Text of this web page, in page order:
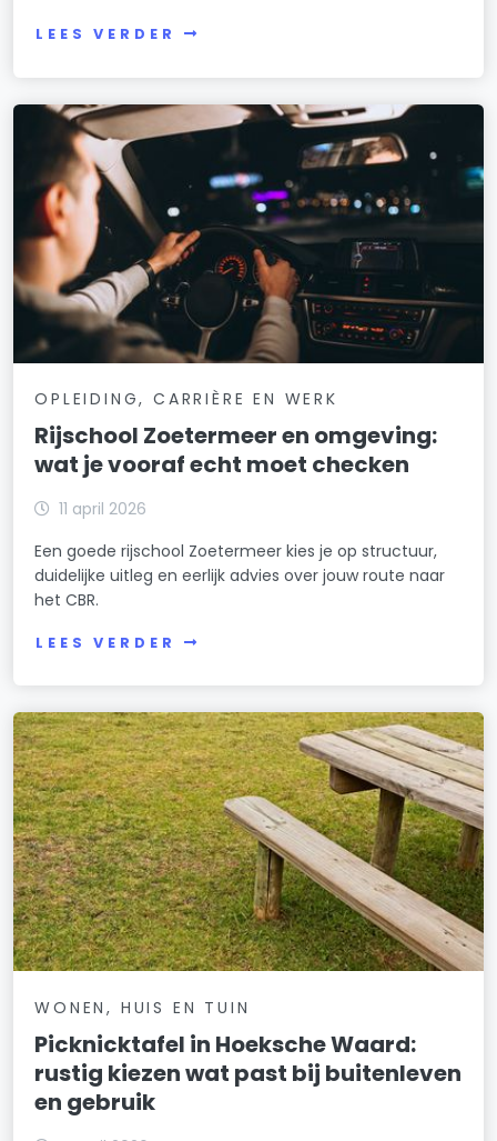
LEES VERDER
OPLEIDING, CARRIÈRE EN WERK
Rijschool Zoetermeer en omgeving:
wat je vooraf echt moet checken
11 april 2026
Een goede rijschool Zoetermeer kies je op structuur,
duidelijke uitleg en eerlijk advies over jouw route naar
het CBR.
LEES VERDER
WONEN, HUIS EN TUIN
Picknicktafel in Hoeksche Waard:
rustig kiezen wat past bij buitenleven
en gebruik